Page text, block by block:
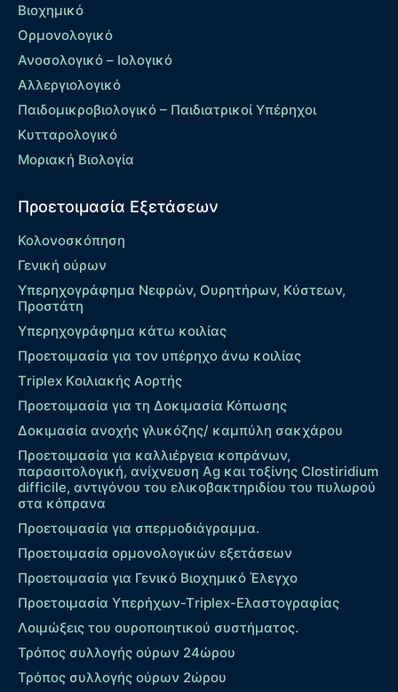
Βιοχημικό
Ορμονολογικό
Ανοσολογικό – Ιολογικό
Αλλεργιολογικό
Παιδομικροβιολογικό – Παιδιατρικοί Υπέρηχοι
Κυτταρολογικό
Μοριακή Βιολογία
Προετοιμασία Εξετάσεων
Κολονοσκόπηση
Γενική ούρων
Υπερηχογράφημα Νεφρών, Ουρητήρων, Κύστεων,
Προστάτη
Υπερηχογράφημα κάτω κοιλίας
Προετοιμασία για τον υπέρηχο άνω κοιλίας
Τriplex Kοιλιακής Αορτής
Προετοιμασία για τη Δοκιμασία Κόπωσης
Δοκιμασία ανοχής γλυκόζης/ καμπύλη σακχάρου
Προετοιμασία για καλλιέργεια κοπράνων,
παρασιτολογική, ανίχνευση Ag και τοξίνης Clostiridium
difficile, αντιγόνου του ελικοβακτηριδίου του πυλωρού
στα κόπρανα
Προετοιμασία για σπερμοδιάγραμμα.
Προετοιμασία ορμονολογικών εξετάσεων
Προετοιμασία για Γενικό Βιοχημικό Έλεγχο
Προετοιμασία Υπερήχων-Τriplex-Ελαστογραφίας
Λοιμώξεις του ουροποιητικού συστήματος.
Τρόπος συλλογής ούρων 24ώρου
Τρόπος συλλογής ούρων 2ώρου